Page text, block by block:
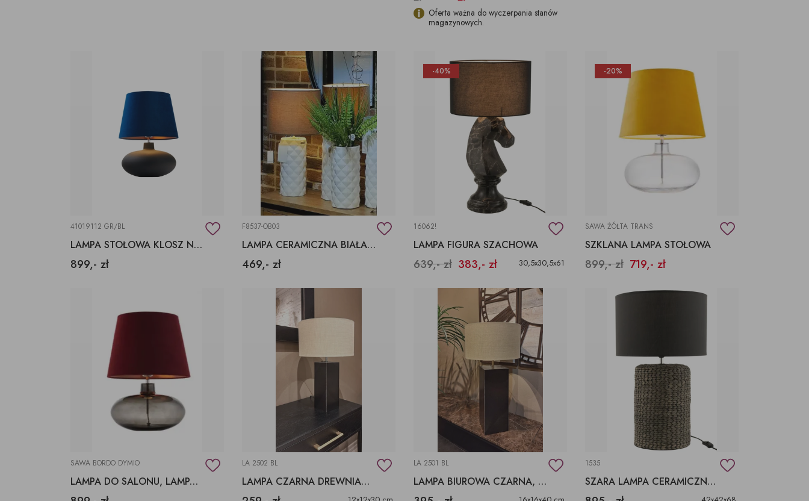
Oferta ważna do wyczerpania stanów
magazynowych.
41019112 GR/BL
LAMPA STOŁOWA KLOSZ NIEBIESKI, KLOSZ ZIELONY
899,- zł
F8537-OB03
LAMPA CERAMICZNA BIAŁA MAŁA
469,- zł
-40%
16062!
LAMPA FIGURA SZACHOWA
639,- zł 383,- zł 30,5x30,5x61
-20%
SAWA ŻÓŁTA TRANS
SZKLANA LAMPA STOŁOWA
899,- zł 719,- zł
SAWA BORDO DYMIO
LAMPA DO SALONU, LAMPA Z ABAŻUREM
LA 2502 BL
LAMPA CZARNA DREWNIANA, LAMPA Z PRZETARCIAMI
LA 2501 BL
LAMPA BIUROWA CZARNA, DREWNIANA LAMPA
1535
SZARA LAMPA CERAMICZNA PLECIONKA